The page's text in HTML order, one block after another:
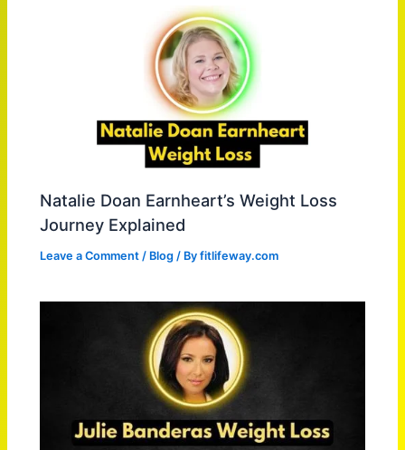
Natalie Doan Earnheart’s Weight Loss
Journey Explained
Leave a Comment / Blog / Byfitlifeway.com